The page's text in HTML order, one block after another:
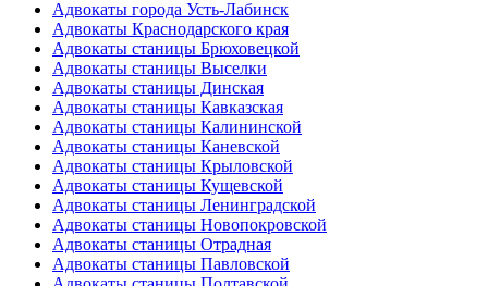
Адвокаты города Усть-Лабинск
Адвокаты Краснодарского края
Адвокаты станицы Брюховецкой
Адвокаты станицы Выселки
Адвокаты станицы Динская
Адвокаты станицы Кавказская
Адвокаты станицы Калининской
Адвокаты станицы Каневской
Адвокаты станицы Крыловской
Адвокаты станицы Кущевской
Адвокаты станицы Ленинградской
Адвокаты станицы Новопокровской
Адвокаты станицы Отрадная
Адвокаты станицы Павловской